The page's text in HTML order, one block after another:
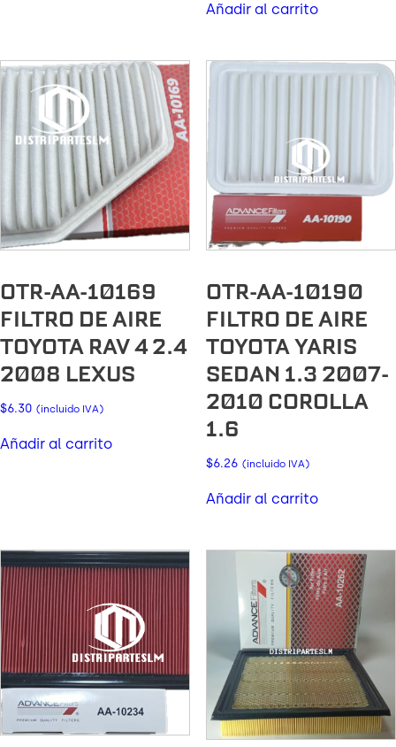
Añadir al carrito
OTR-AA-10169
FILTRO DE AIRE
TOYOTA RAV 4 2.4
2008 LEXUS
$6.30 (incluido IVA)
Añadir al carrito
OTR-AA-10190
FILTRO DE AIRE
TOYOTA YARIS
SEDAN 1.3 2007-
2010 COROLLA
1.6
$6.26 (incluido IVA)
Añadir al carrito